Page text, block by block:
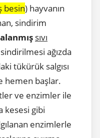
besin) hayvanın
sindirim
sıvı
ağızda
tükürük salgısı
hemen başlar.
ve enzimler ile
kesesi gibi
enzimlerle